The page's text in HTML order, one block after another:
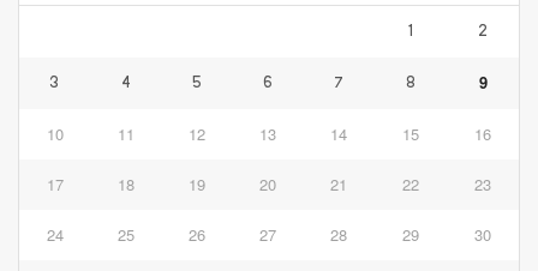
1 2
3 4 5 6 7 8 9
10 11 12 13 14 15 16
17 18 19 20 21 22 23
24 25 26 27 28 29 30